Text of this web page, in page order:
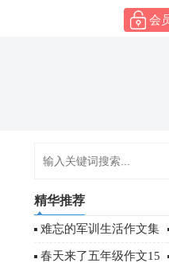
会
精华推荐
难忘的军训生活作文集
合6篇
春天来了五年级作文15